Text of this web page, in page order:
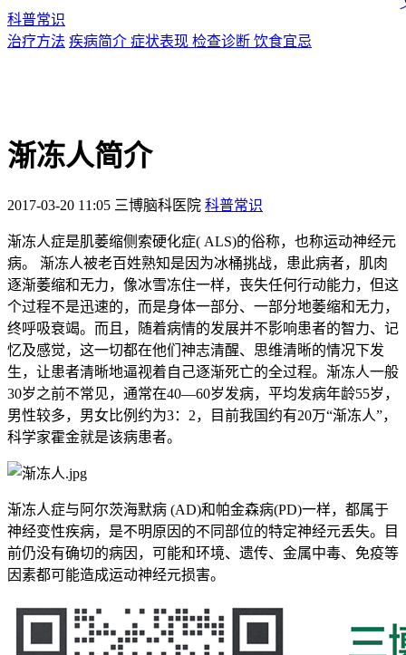
科普常识
治疗方法 疾病简介 症状表现 检查诊断 饮食宜忌
渐冻人简介
2017-03-20 11:05 三博脑科医院 科普常识
渐冻人症是肌萎缩侧索硬化症( ALS)的俗称，也称运动神经元
病。 渐冻人被老百姓熟知是因为冰桶挑战，患此病者，肌肉
逐渐萎缩和无力，像冰雪冻住一样，丧失任何行动能力，但这
个过程不是迅速的，而是身体一部分、一部分地萎缩和无力，
终呼吸衰竭。而且，随着病情的发展并不影响患者的智力、记
忆及感觉，这一切都在他们神志清醒、思维清晰的情况下发
生，让患者清晰地逼视着自己逐渐死亡的全过程。渐冻人一般
30岁之前不常见，通常在40—60岁发病，平均发病年龄55岁，
男性较多，男女比例约为3：2，目前我国约有20万“渐冻人”，
科学家霍金就是该病患者。
渐冻人症与阿尔茨海默病 (AD)和帕金森病(PD)一样，都属于
神经变性疾病，是不明原因的不同部位的特定神经元丢失。目
前仍没有确切的病因，可能和环境、遗传、金属中毒、免疫等
因素都可能造成运动神经元损害。